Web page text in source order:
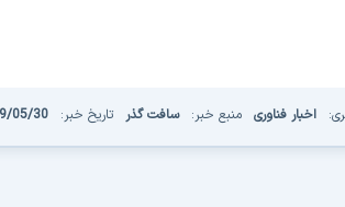
اخبار فناوری منبع خبر: سافت گذر تاریخ خبر: 05/30